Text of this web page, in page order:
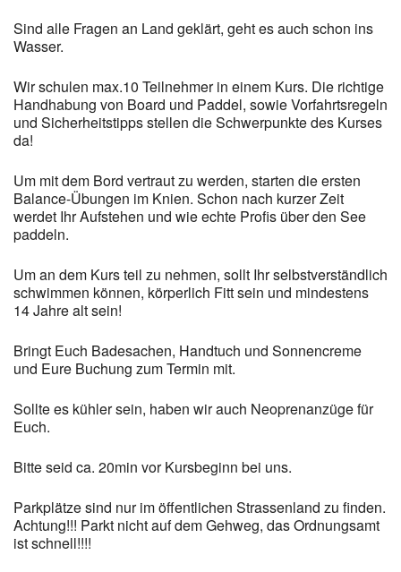
Sind alle Fragen an Land geklärt, geht es auch schon ins
Wasser.
Wir schulen max.10 Teilnehmer in einem Kurs. Die richtige
Handhabung von Board und Paddel, sowie Vorfahrtsregeln
und Sicherheitstipps stellen die Schwerpunkte des Kurses
da!
Um mit dem Bord vertraut zu werden, starten die ersten
Balance-Übungen im Knien. Schon nach kurzer Zeit
werdet Ihr Aufstehen und wie echte Profis über den See
paddeln.
Um an dem Kurs teil zu nehmen, sollt Ihr selbstverständlich
schwimmen können, körperlich Fitt sein und mindestens
14 Jahre alt sein!
Bringt Euch Badesachen, Handtuch und Sonnencreme
und Eure Buchung zum Termin mit.
Sollte es kühler sein, haben wir auch Neoprenanzüge für
Euch.
Bitte seid ca. 20min vor Kursbeginn bei uns.
Parkplätze sind nur im öffentlichen Strassenland zu finden.
Achtung!!! Parkt nicht auf dem Gehweg, das Ordnungsamt
ist schnell!!!!